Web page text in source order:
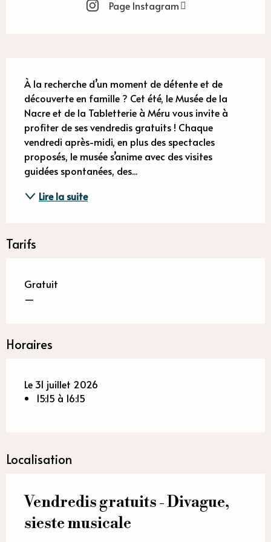
Page Instagram
À la recherche d’un moment de détente et de
découverte en famille ? Cet été, le Musée de la
Nacre et de la Tabletterie à Méru vous invite à
profiter de ses vendredis gratuits ! Chaque
vendredi après-midi, en plus des spectacles
proposés, le musée s’anime avec des visites
guidées spontanées, des...
Lire la suite
Tarifs
Gratuit
—
Horaires
Le 31 juillet 2026
15:15 à 16:15
Localisation
Vendredis gratuits - Divague,
sieste musicale